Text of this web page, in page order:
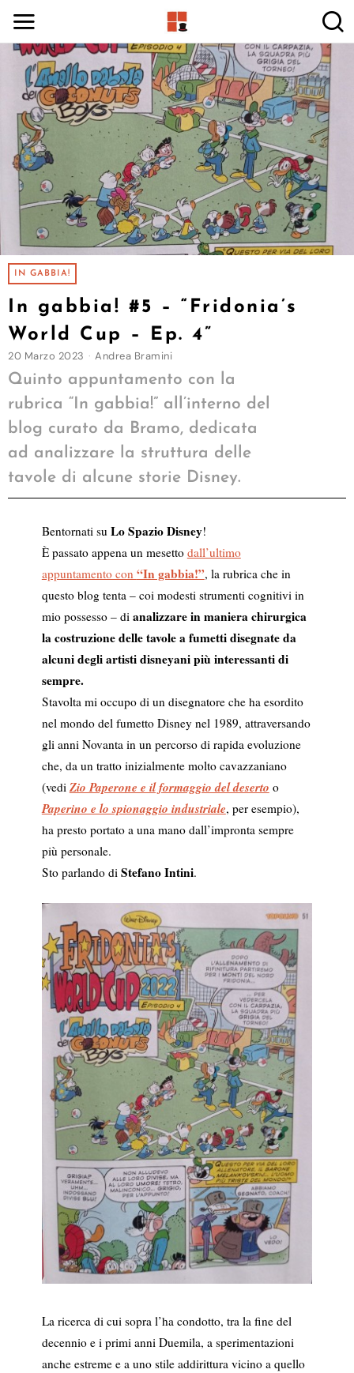
IN GABBIA!
In gabbia! #5 – “Fridonia’s
World Cup – Ep. 4”
20 Marzo 2023 Andrea Bramini
Quinto appuntamento con la
rubrica “In gabbia!” all’interno del
blog curato da Bramo, dedicata
ad analizzare la struttura delle
tavole di alcune storie Disney.
Bentornati su Lo Spazio Disney!
È passato appena un mesetto dall’ultimo
appuntamento con “In gabbia!”, la rubrica che in
questo blog tenta – coi modesti strumenti cognitivi in
mio possesso – di analizzare in maniera chirurgica
la costruzione delle tavole a fumetti disegnate da
alcuni degli artisti disneyani più interessanti di
sempre.
Stavolta mi occupo di un disegnatore che ha esordito
nel mondo del fumetto Disney nel 1989, attraversando
gli anni Novanta in un percorso di rapida evoluzione
che, da un tratto inizialmente molto cavazzaniano
(vedi Zio Paperone e il formaggio del deserto o
Paperino e lo spionaggio industriale, per esempio),
ha presto portato a una mano dall’impronta sempre
più personale.
Sto parlando di Stefano Intini.
La ricerca di cui sopra l’ha condotto, tra la fine del
decennio e i primi anni Duemila, a sperimentazioni
anche estreme e a uno stile addirittura vicino a quello